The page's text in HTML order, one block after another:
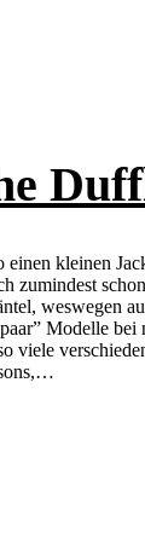
kleinen
zumindest
weswegen
Modelle bei
viele